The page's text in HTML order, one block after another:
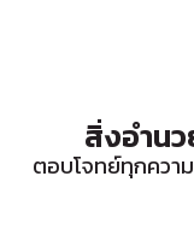
สิ่งอำน
ตอบโจทย์ทุกควา